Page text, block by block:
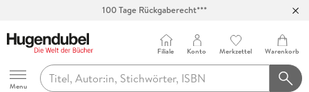
100 Tage Rückgaberecht***
Hugendubel
Menu
Filiale Konto Merkzettel Warenkorb